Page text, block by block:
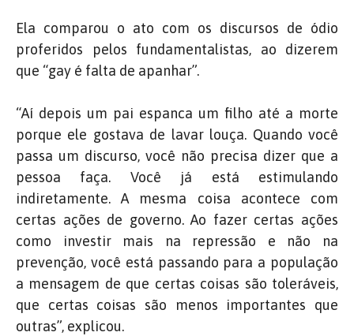
Ela comparou o ato com os discursos de ódio
proferidos pelos fundamentalistas, ao dizerem
que “gay é falta de apanhar”.
“Aí depois um pai espanca um filho até a morte
porque ele gostava de lavar louça. Quando você
passa um discurso, você não precisa dizer que a
pessoa faça. Você já está estimulando
indiretamente. A mesma coisa acontece com
certas ações de governo. Ao fazer certas ações
como investir mais na repressão e não na
prevenção, você está passando para a população
a mensagem de que certas coisas são toleráveis,
que certas coisas são menos importantes que
outras”, explicou.